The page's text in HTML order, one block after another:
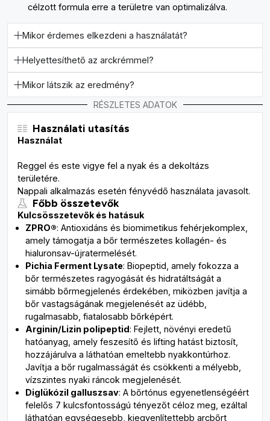
célzott formula erre a területre van optimalizálva.
Mikor érdemes elkezdeni a használatát?
Helyettesíthető az arckrémmel?
Mikor látszik az eredmény?
RÉSZLETES ADATOK
Használati utasítás
Használat
Reggel és este vigye fel a nyak és a dekoltázs
területére.
Nappali alkalmazás esetén fényvédő használata javasolt.
Főbb összetevők
Kulcsösszetevők és hatásuk
ZPRO®: Antioxidáns és biomimetikus fehérjekomplex,
amely támogatja a bőr természetes kollagén- és
hialuronsav-újratermelését.
Pichia Ferment Lysate: Biopeptid, amely fokozza a
bőr természetes ragyogását és hidratáltságát a
simább bőrmegjelenés érdekében, miközben javítja a
bőr vastagságának megjelenését az üdébb,
rugalmasabb, fiatalosabb bőrképért.
Arginin/Lizin polipeptid: Fejlett, növényi eredetű
hatóanyag, amely feszesítő és lifting hatást biztosít,
hozzájárulva a láthatóan emeltebb nyakkontúrhoz.
Javítja a bőr rugalmasságát és csökkenti a mélyebb,
vízszintes nyaki ráncok megjelenését.
Diglükózil galluszsav: A bőrtónus egyenetlenségéért
felelős 7 kulcsfontosságú tényezőt céloz meg, ezáltal
láthatóan egységesebb, kiegyenlítettebb arcbőrt